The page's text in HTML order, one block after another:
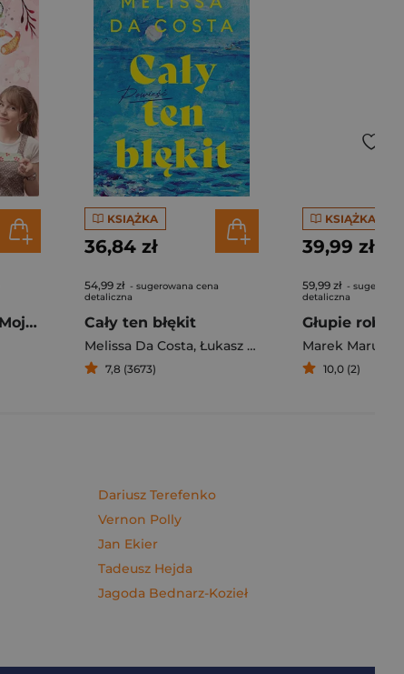
Pierogi z kimchi. Moje ulubione azjatyckie przepisy - książka z autografem
KSIĄŻKA
36,84 zł
54,99 zł - sugerowana cena
detaliczna
Cały ten błękit
Melissa Da Costa, Łukasz Müller
7,8 (3673)
KSIĄŻKA
39,99 zł
59,99 zł -
detaliczna
Marek
10,0 (2)
Dariusz Terefenko
Vernon Polly
Jan Ekier
Tadeusz Hejda
Jagoda Bednarz-Kozieł